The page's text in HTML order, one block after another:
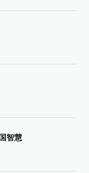
智慧